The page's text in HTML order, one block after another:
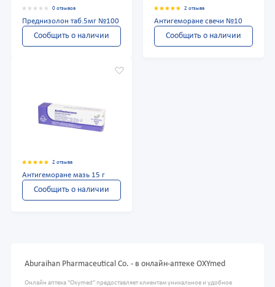
0 отзывов
Преднизолон таб.5мг №100
Сообщить о наличии
2 отзыва
Антигеморане свечи №10
Сообщить о наличии
2 отзыва
Антигеморане мазь 15 г
Сообщить о наличии
Aburaihan Pharmaceutical Co. - в онлайн-аптеке OXYmed
Онлайн аптека "Oxymed" предоставляет клиентам уникальное и удобное